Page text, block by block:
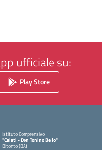
ufficiale su:
Play Store
Istituto Comprensivo
"Caiati - Don Tonino Bello"
Bitonto (BA)